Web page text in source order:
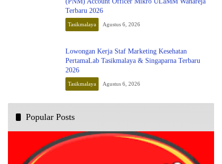
Terbaru 2026
Tasikmalaya Agustus 6, 2026
Lowongan Kerja Staf Marketing Kesehatan
PertamaLab Tasikmalaya & Singaparna Terbaru
2026
Tasikmalaya Agustus 6, 2026
Popular Posts